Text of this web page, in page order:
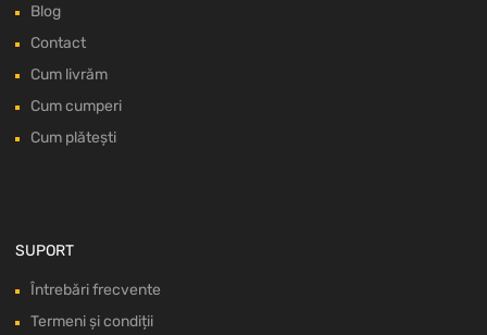
Blog
Contact
Cum livrăm
Cum cumperi
Cum plătești
SUPORT
Întrebări frecvente
Termeni și condiții